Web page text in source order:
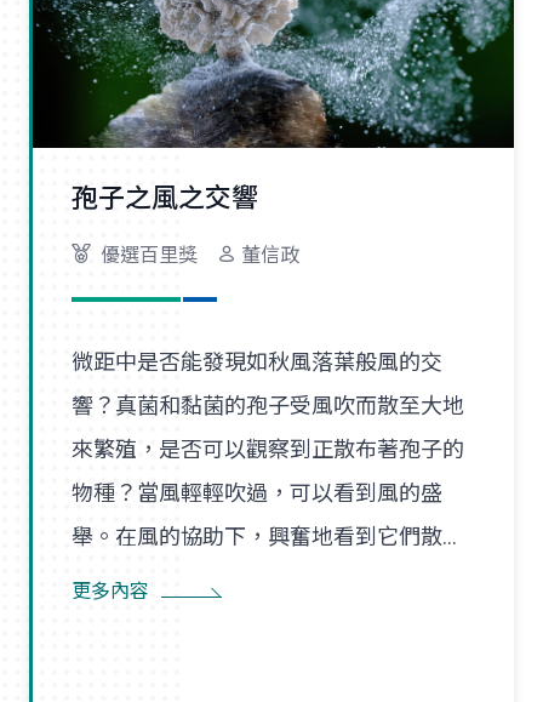
孢子之風之交響
優選百里獎 董信政
微距中是否能發現如秋風落葉般風的交
響？真菌和黏菌的孢子受風吹而散至大地
來繁殖，是否可以觀察到正散布著孢子的
物種？當風輕輕吹過，可以看到風的盛
舉。在風的協助下，興奮地看到它們散播
孢子的盛況，在精彩過程中也看到了風的
更多內容